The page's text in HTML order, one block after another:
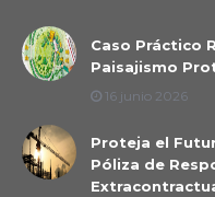
Caso Práctico
Paisajismo
16 junio 2026
Proteja el
Póliza de